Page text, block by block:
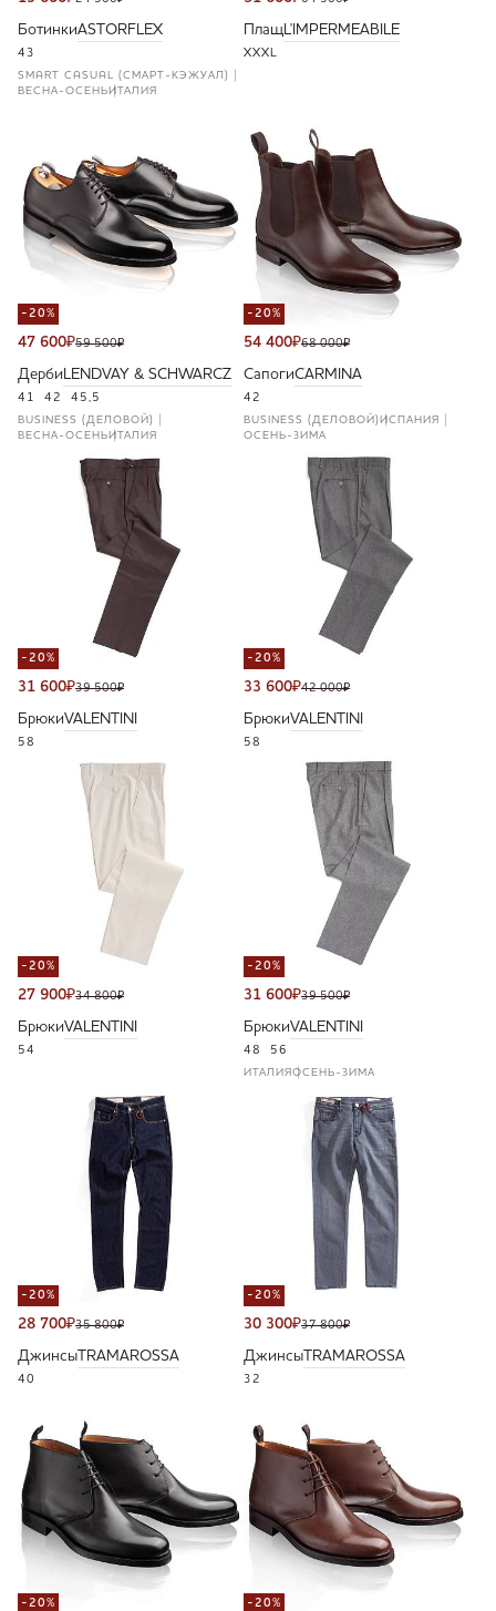
БотинкиASTORFLEX
43
SMART CASUAL (СМАРТ-КЭЖУАЛ)
ВЕСНА-ОСЕНЬ ИТАЛИЯ
ПлащL'IMPERMEABILE
XXXL
-20%
47 600₽59 500₽
Дерби LENDVAY & SCHWARCZ
41 42 45,5
BUSINESS (ДЕЛОВОЙ)
ВЕСНА-ОСЕНЬ ИТАЛИЯ
-20%
54 400₽68 000₽
СапогиCARMINA
42
BUSINESS (ДЕЛОВОЙ) ИСПАНИЯ
ОСЕНЬ-ЗИМА
-20%
31 600₽39 500₽
БрюкиVALENTINI
58
-20%
33 600₽42 000₽
БрюкиVALENTINI
58
-20%
27 900₽34 800₽
БрюкиVALENTINI
54
-20%
31 600₽39 500₽
БрюкиVALENTINI
48 56
ИТАЛИЯ ОСЕНЬ-ЗИМА
-20%
28 700₽35 800₽
Джинсы TRAMAROSSA
40
-20%
30 300₽37 800₽
Джинсы TRAMAROSSA
32
-20% -20%